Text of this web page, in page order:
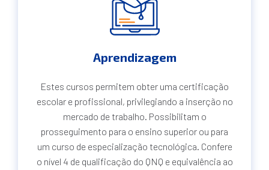
Aprendizagem
Estes cursos permitem obter uma certificação
escolar e profissional, privilegiando a inserção no
mercado de trabalho. Possibilitam o
prosseguimento para o ensino superior ou para
um curso de especialização tecnológica. Confere
o nível 4 de qualificação do QNQ e equivalência ao